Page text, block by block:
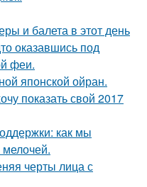
и балета в этот день
оказавшись под
феи.
японской ойран.
показать свой 2017
как мы
черты лица с